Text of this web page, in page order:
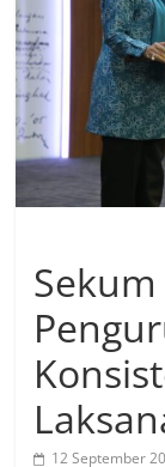
Sekum
12 September